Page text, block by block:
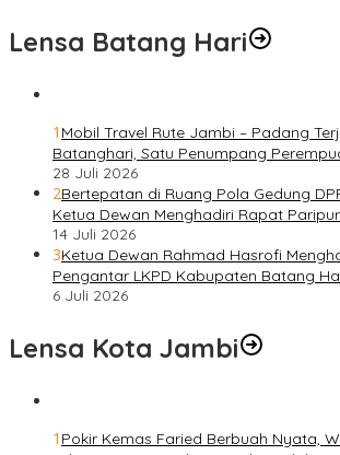
Lensa Batang Hari
1 Mobil Travel Rute Jambi – Padang
Batanghari, Satu Penumpang
28 Juli 2026
2Bertepatan di Ruang Pola Gedung
Ketua Dewan Menghadiri Rapat
14 Juli 2026
3Ketua Dewan Rahmad Hasrofi
Pengantar LKPD Kabupaten Batang
6 Juli 2026
Lensa Kota Jambi
1 Pokir Kemas Faried Berbuah Nyata,